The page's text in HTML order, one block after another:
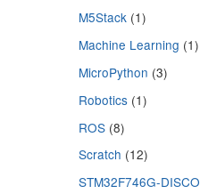
M5Stack (1)
Machine Learning (1)
MicroPython (3)
Robotics (1)
ROS (8)
Scratch (12)
STM32F746G-DISCO